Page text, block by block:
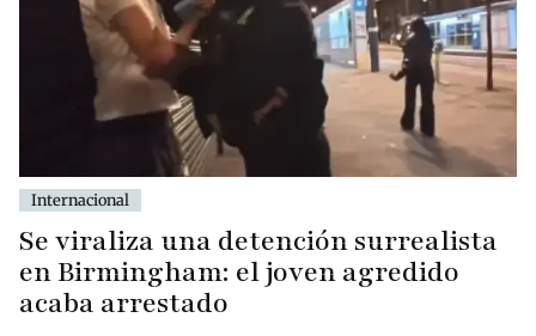
Internacional
Se viraliza una detención surrealista
en Birmingham: el joven agredido
acaba arrestado